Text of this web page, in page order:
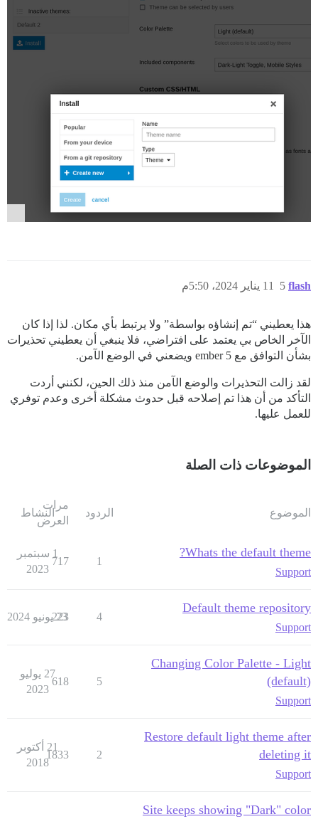
flash 11 يناير 2024، 5:50م 5
هذا يعطيني “تم إنشاؤه بواسطة” ولا يرتبط بأي مكان. لذا إذا كان
الآخر الخاص بي يعتمد على افتراضي، فلا ينبغي أن يعطيني تحذيرات
بشأن التوافق مع ember 5 ويضعني في الوضع الآمن.
لقد زالت التحذيرات والوضع الآمن منذ ذلك الحين، لكنني أردت
التأكد من أن هذا تم إصلاحه قبل حدوث مشكلة أخرى وعدم توفري
للعمل عليها.
الموضوعات ذات الصلة
الموضوع الردود
مرات
العرض
النشاط
Whats the default theme?
Support
1
717
1 سبتمبر
2023
Default theme repository
Support
4
223
23 يونيو 2024
Changing Color Palette - Light
(default)
Support
5
618
27 يوليو
2023
Restore default light theme after
deleting it
Support
2
1833
21 أكتوبر
2018
Site keeps showing "Dark" color